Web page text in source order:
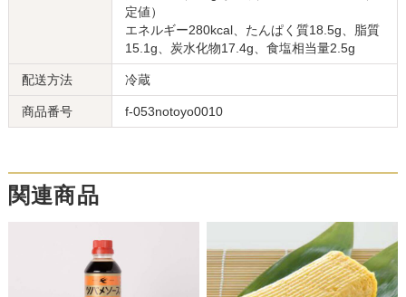
定値）
エネルギー280kcal、たんぱく質18.5g、脂質
15.1g、炭水化物17.4g、食塩相当量2.5g
配送方法 冷蔵
商品番号 f-053notoyo0010
関連商品